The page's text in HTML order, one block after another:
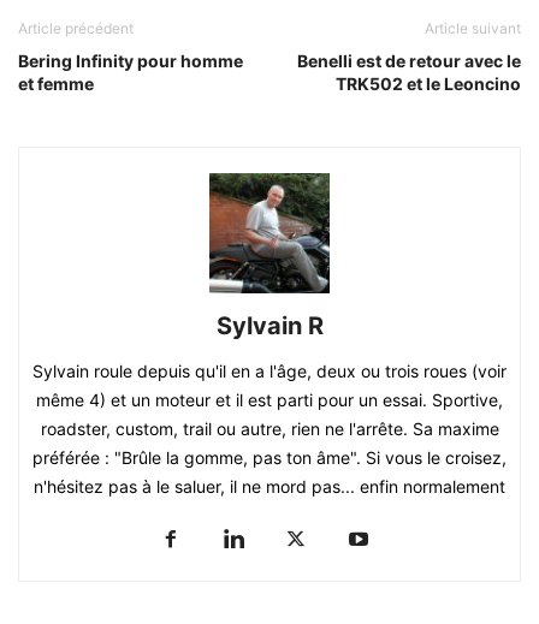
Article précédent
Bering Infinity pour homme
et femme
Article suivant
Benelli est de retour avec le
TRK502 et le Leoncino
Sylvain R
Sylvain roule depuis qu'il en a l'âge, deux ou trois roues (voir
même 4) et un moteur et il est parti pour un essai. Sportive,
roadster, custom, trail ou autre, rien ne l'arrête. Sa maxime
préférée : "Brûle la gomme, pas ton âme". Si vous le croisez,
n'hésitez pas à le saluer, il ne mord pas... enfin normalement